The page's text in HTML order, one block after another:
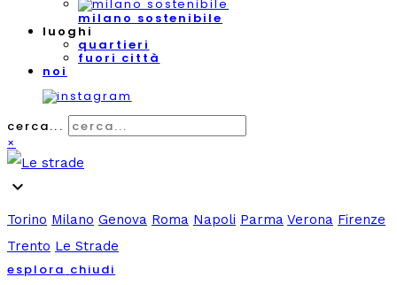
milano sostenibile
luoghi
quartieri
fuori città
noi
cerca...
×
expand_more
Torino Milano Genova Roma Napoli Parma Verona Firenze
Trento Le Strade
esplora chiudi